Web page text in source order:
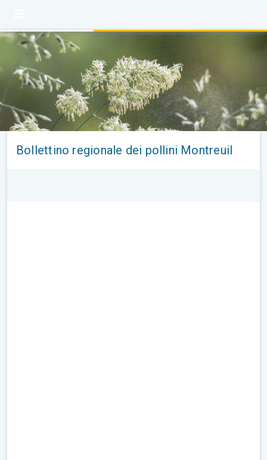
Bollettino regionale dei pollini Montreuil